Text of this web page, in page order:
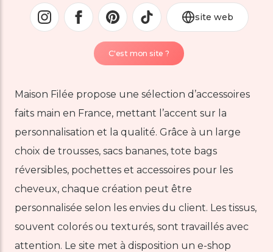
site web
C'est mon site ?
Maison Filée propose une sélection d’accessoires
faits main en France, mettant l’accent sur la
personnalisation et la qualité. Grâce à un large
choix de trousses, sacs bananes, tote bags
réversibles, pochettes et accessoires pour les
cheveux, chaque création peut être
personnalisée selon les envies du client. Les tissus,
souvent colorés ou texturés, sont travaillés avec
attention. Le site met à disposition un e-shop